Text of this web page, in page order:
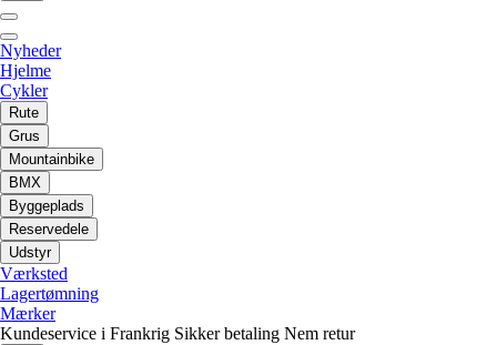
Nyheder
Hjelme
Cykler
Rute
Grus
Mountainbike
BMX
Byggeplads
Reservedele
Udstyr
Værksted
Lagertømning
Mærker
Kundeservice i Frankrig Sikker betaling Nem retur